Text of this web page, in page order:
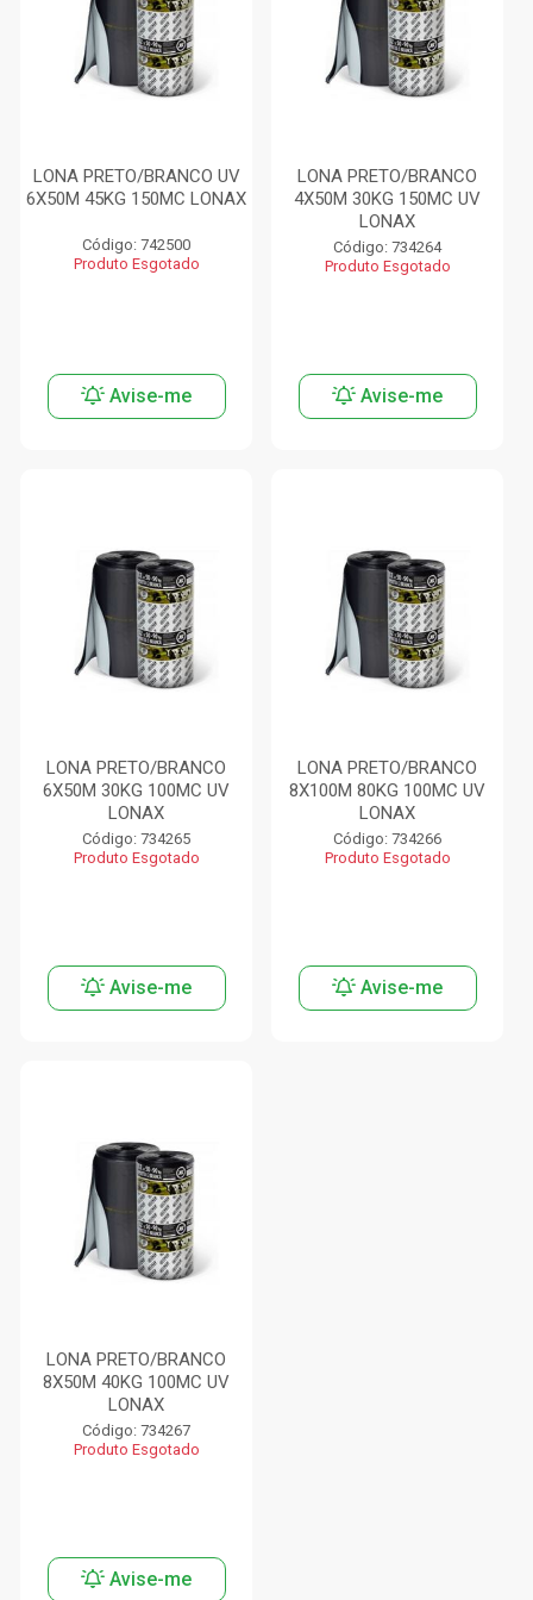
LONA PRETO/BRANCO UV
6X50M 45KG 150MC LONAX
Código: 742500
Produto Esgotado
Avise-me
LONA PRETO/BRANCO
4X50M 30KG 150MC UV
LONAX
Código: 734264
Produto Esgotado
Avise-me
LONA PRETO/BRANCO
6X50M 30KG 100MC UV
LONAX
Código: 734265
Produto Esgotado
Avise-me
LONA PRETO/BRANCO
8X100M 80KG 100MC UV
LONAX
Código: 734266
Produto Esgotado
Avise-me
LONA PRETO/BRANCO
8X50M 40KG 100MC UV
LONAX
Código: 734267
Produto Esgotado
Avise-me